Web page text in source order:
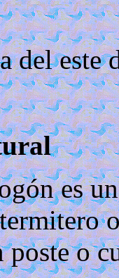
del este
es
poste o